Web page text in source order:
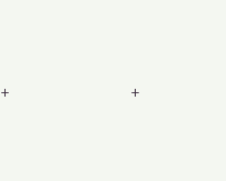
+ +